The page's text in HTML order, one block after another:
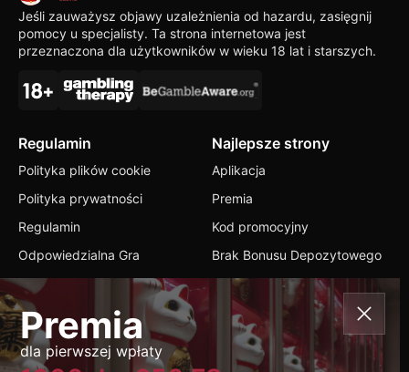
Premia
dla pierwszej wpłaty
Jeśli zauważysz objawy uzależnienia od hazardu, zasięgnij
pomocy u specjalisty. Ta strona internetowa jest
przeznaczona dla użytkowników w wieku 18 lat i starszych.
Regulamin
Polityka plików cookie
Polityka prywatności
Regulamin
Odpowiedzialna Gra
Najlepsze strony
Aplikacja
Premia
Kod promocyjny
Brak Bonusu Depozytowego
Kontakty
+1 416 471 6860
info@manekicasinos.com